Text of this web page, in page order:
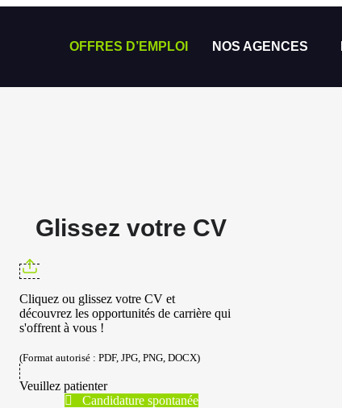
OFFRES D’EMPLOI NOS AGENCES
Glissez votre CV
Cliquez ou glissez votre CV et
découvrez les opportunités de carrière qui
s'offrent à vous !
(Format autorisé : PDF, JPG, PNG, DOCX)
Veuillez patienter
Candidature spontanée